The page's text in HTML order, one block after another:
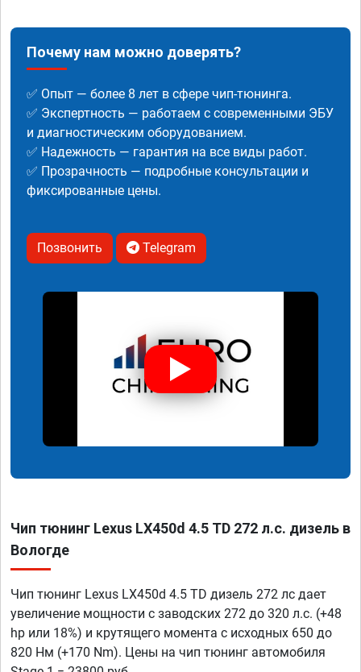
Почему нам можно доверять?
✅ Опыт — более 8 лет в сфере чип-тюнинга.
✅ Экспертность — работаем с современными ЭБУ
и диагностическим оборудованием.
✅ Надежность — гарантия на все виды работ.
✅ Прозрачность — подробные консультации и
фиксированные цены.
Позвонить Telegram
Чип тюнинг Lexus LX450d 4.5 TD 272 л.с. дизель в
Вологде
Чип тюнинг Lexus LX450d 4.5 TD дизель 272 лс дает
увеличение мощности с заводских 272 до 320 л.с. (+48
hp или 18%) и крутящего момента с исходных 650 до
820 Нм (+170 Nm). Цены на чип тюнинг автомобиля